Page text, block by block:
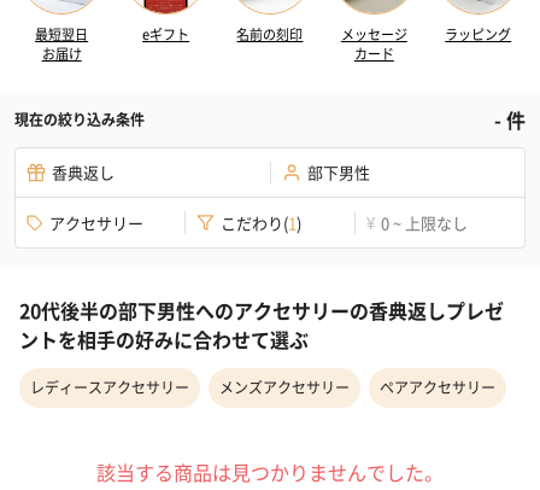
最短翌日
お届け
eギフト 名前の刻印
メッセージ
カード
ラッピング
現在の絞り込み条件 -件
香典返し 部下男性
アクセサリー こだわり(1) ¥ 0 ~ 上限なし
20代後半の部下男性へのアクセサリーの香典返しプレゼ
ントを相手の好みに合わせて選ぶ
レディースアクセサリー メンズアクセサリー ペアアクセサリー
該当する商品は見つかりませんでした。